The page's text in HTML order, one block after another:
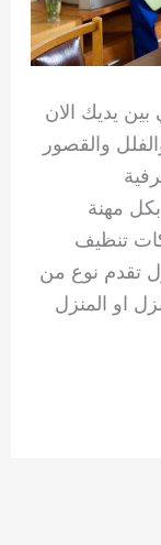
يديك الان
والقصور
مهنة
تنظيف
تقدم نوع من
او المنزل